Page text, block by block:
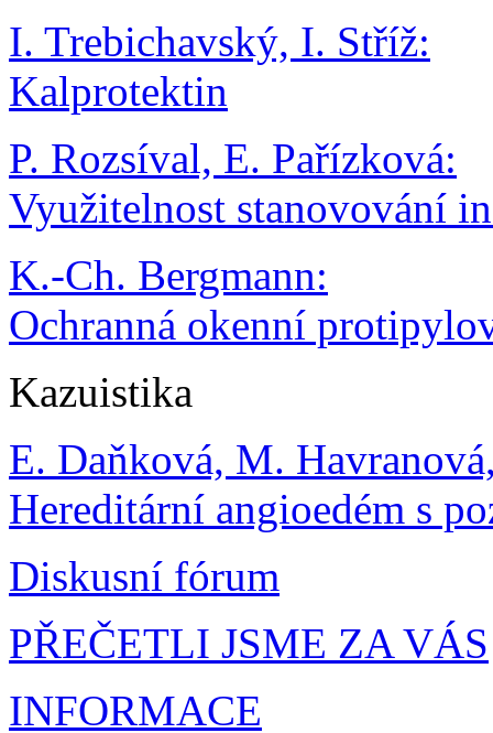
I. Trebichavský, I. Stříž:
Kalprotektin
P. Rozsíval, E. Pařízková:
Využitelnost stanovování
K.-Ch. Bergmann:
Ochranná okenní
Kazuistika
E. Daňková, M.
Hereditární angioedém s
Diskusní fórum
PŘEČETLI JSME ZA VÁS
INFORMACE